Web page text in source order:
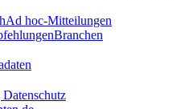
Ad hoc-Mitteilungen
Branchen